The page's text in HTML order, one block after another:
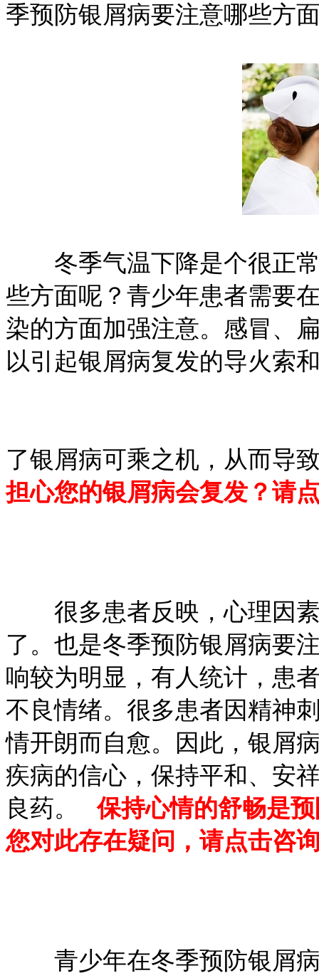
季预防银屑病要注意哪些方
冬季气温下降是个很正常
些方面呢？青少年患者需要
染的方面加强注意。感冒、
以引起银屑病复发的导火索
了银屑病可乘之机，从而导
担心您的银屑病会复发？请
很多患者反映，心理因素
了。也是冬季预防银屑病要
响较为明显，有人统计，患
不良情绪。很多患者因精神
情开朗而自愈。因此，银屑
疾病的信心，保持平和、安
良药。
保持心情的舒畅是
您对此存在疑问，请点击咨
青少年在冬季预防银屑病